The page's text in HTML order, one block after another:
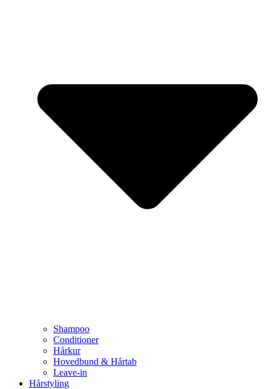
Shampoo
Conditioner
Hårkur
Hovedbund & Hårtab
Leave-in
Hårstyling